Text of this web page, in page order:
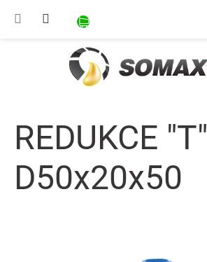
NÁKUPNÍ KOŠÍK
REDUKCE "T"
D50x20x50